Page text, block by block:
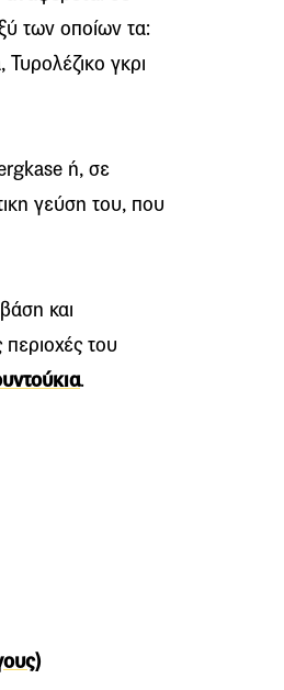
των οποίων τα:
γκρι
ή, σε
γεύση του, που
και
του
.